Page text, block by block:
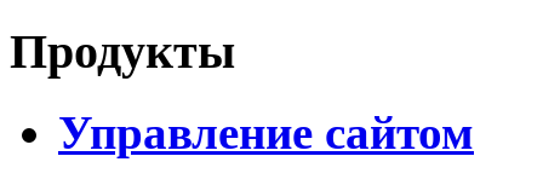
Продукты
Управление сайтом